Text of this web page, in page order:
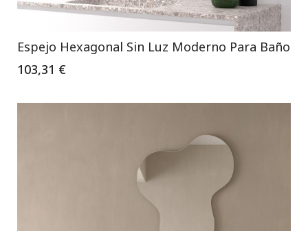
Espejo Hexagonal Sin Luz Moderno Para Baño
103,31 €